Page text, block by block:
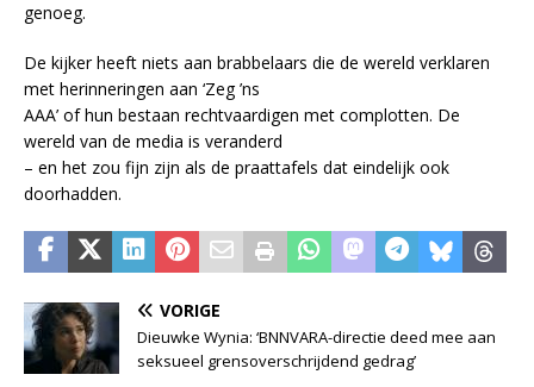
genoeg.
De kijker heeft niets aan brabbelaars die de wereld verklaren
met herinneringen aan ‘Zeg ’ns
AAA’ of hun bestaan rechtvaardigen met complotten. De
wereld van de media is veranderd
– en het zou fijn zijn als de praattafels dat eindelijk ook
doorhadden.
VORIGE
Dieuwke Wynia: ‘BNNVARA-directie deed mee aan
seksueel grensoverschrijdend gedrag’